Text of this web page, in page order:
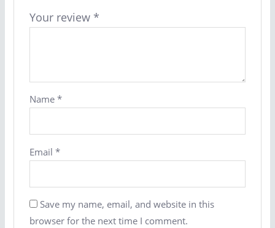
Your review *
Name *
Email *
Save my name, email, and website in this
browser for the next time I comment.